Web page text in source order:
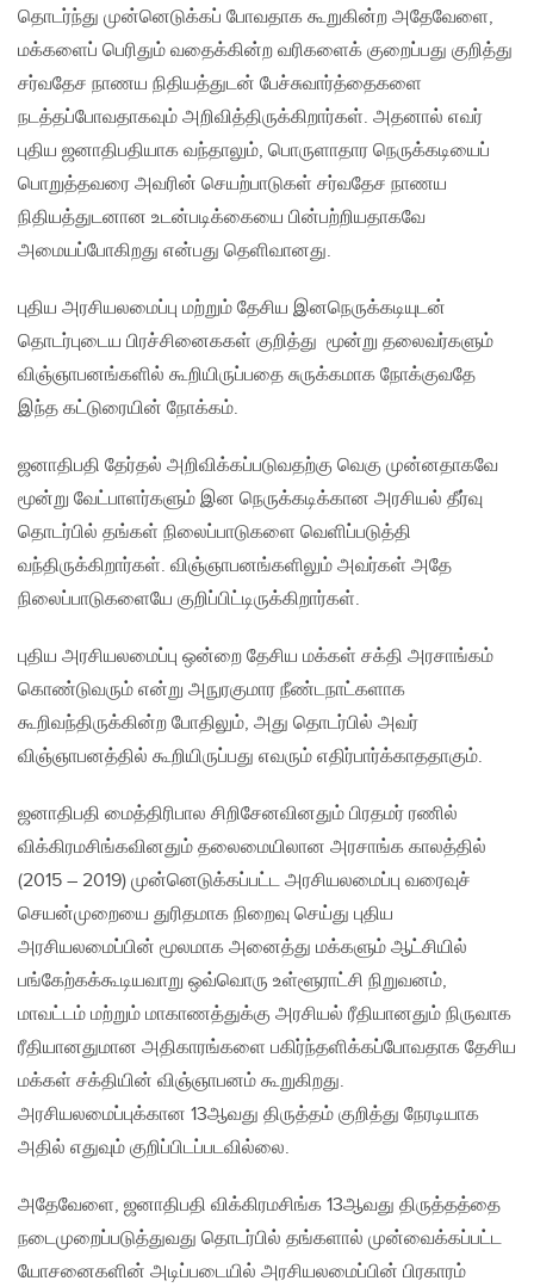
தொடர்ந்து முன்னெடுக்கப் போவதாக கூறுகின்ற அதேவேளை,
மக்களைப் பெரிதும் வதைக்கின்ற வரிகளைக் குறைப்பது குறித்து
சர்வதேச நாணய நிதியத்துடன் பேச்சுவார்த்தைகளை
நடத்தப்போவதாகவும் அறிவித்திருக்கிறார்கள். அதனால் எவர்
புதிய ஜனாதிபதியாக வந்தாலும், பொருளாதார நெருக்கடியைப்
பொறுத்தவரை அவரின் செயற்பாடுகள் சர்வதேச நாணய
நிதியத்துடனான உடன்படிக்கையை பின்பற்றியதாகவே
அமையப்போகிறது என்பது தெளிவானது.
புதிய அரசியலமைப்பு மற்றும் தேசிய இனநெருக்கடியுடன்
தொடர்புடைய பிரச்சினைககள் குறித்து மூன்று தலைவர்களும்
விஞ்ஞாபனங்களில் கூறியிருப்பதை சுருக்கமாக நோக்குவதே
இந்த கட்டுரையின் நோக்கம்.
ஜனாதிபதி தேர்தல் அறிவிக்கப்படுவதற்கு வெகு முன்னதாகவே
மூன்று வேட்பாளர்களும் இன நெருக்கடிக்கான அரசியல் தீர்வு
தொடர்பில் தங்கள் நிலைப்பாடுகளை வெளிப்படுத்தி
வந்திருக்கிறார்கள். விஞ்ஞாபனங்களிலும் அவர்கள் அதே
நிலைப்பாடுகளையே குறிப்பிட்டிருக்கிறார்கள்.
புதிய அரசியலமைப்பு ஒன்றை தேசிய மக்கள் சக்தி அரசாங்கம்
கொண்டுவரும் என்று அநுரகுமார நீண்டநாட்களாக
கூறிவந்திருக்கின்ற போதிலும், அது தொடர்பில் அவர்
விஞ்ஞாபனத்தில் கூறியிருப்பது எவரும் எதிர்பார்க்காததாகும்.
ஜனாதிபதி மைத்திரிபால சிறிசேனவினதும் பிரதமர் ரணில்
விக்கிரமசிங்கவினதும் தலைமையிலான அரசாங்க காலத்தில்
(2015 – 2019) முன்னெடுக்கப்பட்ட அரசியலமைப்பு வரைவுச்
செயன்முறையை துரிதமாக நிறைவு செய்து புதிய
அரசியலமைப்பின் மூலமாக அனைத்து மக்களும் ஆட்சியில்
பங்கேற்கக்கூடியவாறு ஒவ்வொரு உள்ளூராட்சி நிறுவனம்,
மாவட்டம் மற்றும் மாகாணத்துக்கு அரசியல் ரீதியானதும் நிருவாக
ரீதியானதுமான அதிகாரங்களை பகிர்ந்தளிக்கப்போவதாக தேசிய
மக்கள் சக்தியின் விஞ்ஞாபனம் கூறுகிறது.
அரசியலமைப்புக்கான 13ஆவது திருத்தம் குறித்து நேரடியாக
அதில் எதுவும் குறிப்பிடப்படவில்லை.
அதேவேளை, ஜனாதிபதி விக்கிரமசிங்க 13ஆவது திருத்தத்தை
நடைமுறைப்படுத்துவது தொடர்பில் தங்களால் முன்வைக்கப்பட்ட
யோசனைகளின் அடிப்படையில் அரசியலமைப்பின் பிரகாரம்